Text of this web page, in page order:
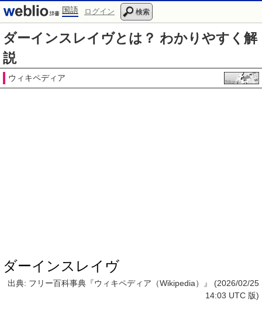
国語 ログイン 検索
ダーインスレイヴとは？ わかりやすく解
説
ウィキペディア
ダーインスレイヴ
出典: フリー百科事典『ウィキペディア（Wikipedia）』 (2026/02/25
14:03 UTC 版)